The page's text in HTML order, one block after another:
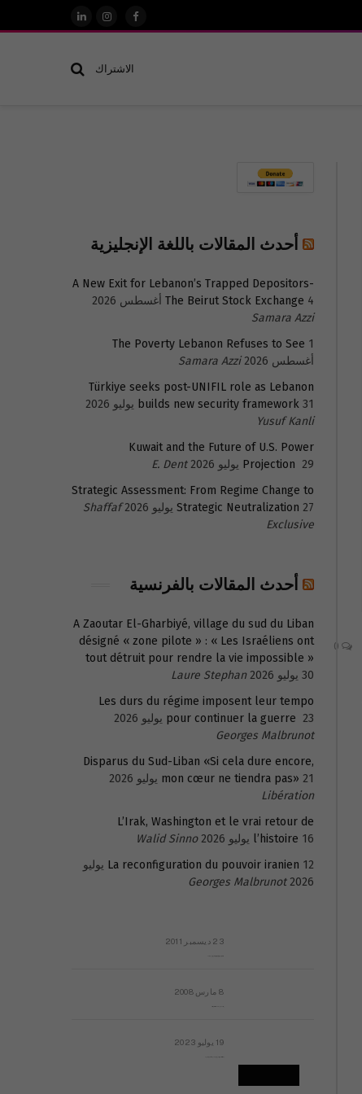
فيسبوكالانستغرام
لينكدإن
الاشتراك
أحدث المقالات باللغة الإنجليزية
A New Exit for Lebanon’s Trapped Depositors-
The Beirut Stock Exchange 4 أغسطس 2026
Samara Azzi
The Poverty Lebanon Refuses to See 1
أغسطس 2026
Samara Azzi
Türkiye seeks post-UNIFIL role as Lebanon
builds new security framework 31 يوليو 2026
Yusuf Kanli
Kuwait and the Future of U.S. Power
Projection 29 يوليو 2026
E. Dent
Strategic Assessment: From Regime Change to
Strategic Neutralization 27 يوليو 2026
Shaffaf
Exclusive
أحدث المقالات بالفرنسية
A Zaoutar El-Gharbiyé, village du sud du Liban
désigné « zone pilote » : « Les Israéliens ont
tout détruit pour rendre la vie impossible »
30 يوليو 2026
Laure Stephan
Les durs du régime imposent leur tempo
pour continuer la guerre 23 يوليو 2026
Georges Malbrunot
Disparus du Sud-Liban «Si cela dure encore,
mon cœur ne tiendra pas» 21 يوليو 2026
Libération
L’Irak, Washington et le vrai retour de
l’histoire 16 يوليو 2026
Walid Sinno
La reconfiguration du pouvoir iranien 12 يوليو
2026
Georges Malbrunot
23 ديسمبر 2011
8 مارس 2008
19 يوليو 2023